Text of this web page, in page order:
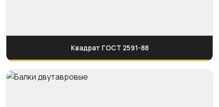
Квадрат ГОСТ 2591-88